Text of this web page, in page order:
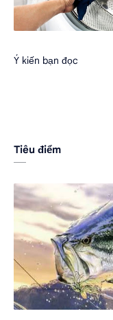
Ý kiến bạn đọc
Tiêu điểm